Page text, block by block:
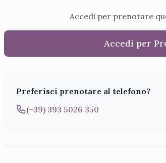
Accedi per prenotare
Accedi per
Preferisci prenotare al telefono?
(+39) 393 5026 350